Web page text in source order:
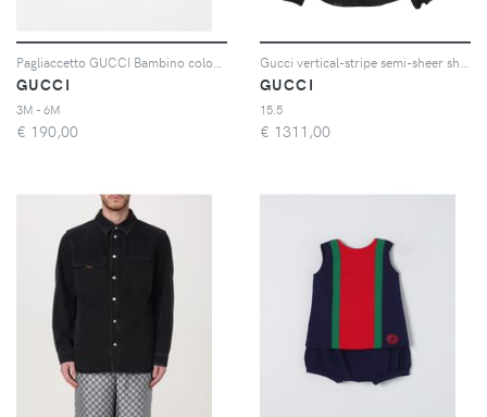
GUCCI
3M - 6M
€ 190,00
GUCCI
15.5
€ 1311,00